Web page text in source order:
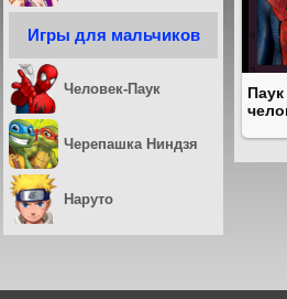
Игры для мальчиков
Человек-Паук
Черепашка Ниндзя
Наруто